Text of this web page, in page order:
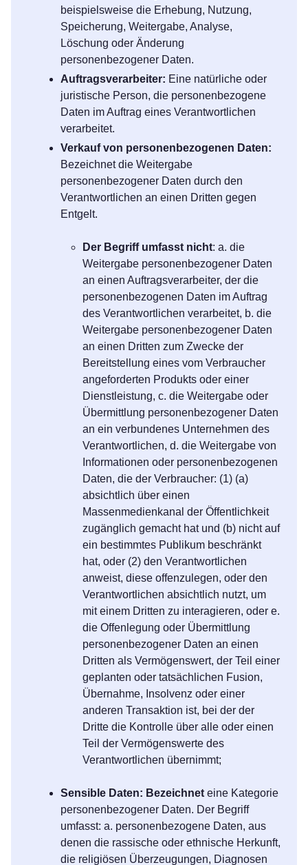
beispielsweise die Erhebung, Nutzung,
Speicherung, Weitergabe, Analyse,
Löschung oder Änderung
personenbezogener Daten.
Auftragsverarbeiter: Eine natürliche oder
juristische Person, die personenbezogene
Daten im Auftrag eines Verantwortlichen
verarbeitet.
Verkauf von personenbezogenen Daten:
Bezeichnet die Weitergabe
personenbezogener Daten durch den
Verantwortlichen an einen Dritten gegen
Entgelt.
Der Begriff umfasst nicht: a. die
Weitergabe personenbezogener Daten
an einen Auftragsverarbeiter, der die
personenbezogenen Daten im Auftrag
des Verantwortlichen verarbeitet, b. die
Weitergabe personenbezogener Daten
an einen Dritten zum Zwecke der
Bereitstellung eines vom Verbraucher
angeforderten Produkts oder einer
Dienstleistung, c. die Weitergabe oder
Übermittlung personenbezogener Daten
an ein verbundenes Unternehmen des
Verantwortlichen, d. die Weitergabe von
Informationen oder personenbezogenen
Daten, die der Verbraucher: (1) (a)
absichtlich über einen
Massenmedienkanal der Öffentlichkeit
zugänglich gemacht hat und (b) nicht auf
ein bestimmtes Publikum beschränkt
hat, oder (2) den Verantwortlichen
anweist, diese offenzulegen, oder den
Verantwortlichen absichtlich nutzt, um
mit einem Dritten zu interagieren, oder e.
die Offenlegung oder Übermittlung
personenbezogener Daten an einen
Dritten als Vermögenswert, der Teil einer
geplanten oder tatsächlichen Fusion,
Übernahme, Insolvenz oder einer
anderen Transaktion ist, bei der der
Dritte die Kontrolle über alle oder einen
Teil der Vermögenswerte des
Verantwortlichen übernimmt;
Sensible Daten: Bezeichnet eine Kategorie
personenbezogener Daten. Der Begriff
umfasst: a. personenbezogene Daten, aus
denen die rassische oder ethnische Herkunft,
die religiösen Überzeugungen, Diagnosen